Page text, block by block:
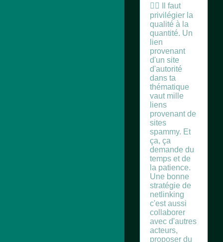
🏃‍♀️ Il faut
privilégier la
qualité à la
quantité. Un
lien
provenant
d'un site
d'autorité
dans ta
thématique
vaut mille
liens
provenant de
sites
spammy. Et
ça, ça
demande du
temps et de
la patience.
Une bonne
stratégie de
netlinking
c'est aussi
collaborer
avec d'autres
acteurs,
proposer du